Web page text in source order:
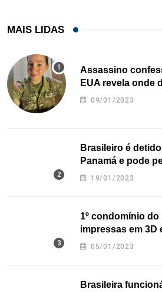
MAIS LIDAS
Assassino
EUA revela onde
09/01/2023
Brasileiro é
Panamá e pode
nos EUA
19/01/2023
1º condomínio
impressas em 3D
Texas
05/01/2023
Brasileira